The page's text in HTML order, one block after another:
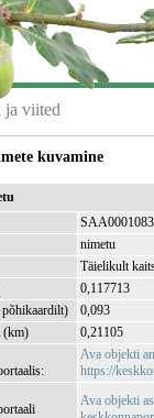
ja viited
kuvamine
SAA0001083
nimetu
Täielikult
0,117713
põhikaardilt)
0,093
(km)
0,21105
Ava objekti
https://
Ava objekti